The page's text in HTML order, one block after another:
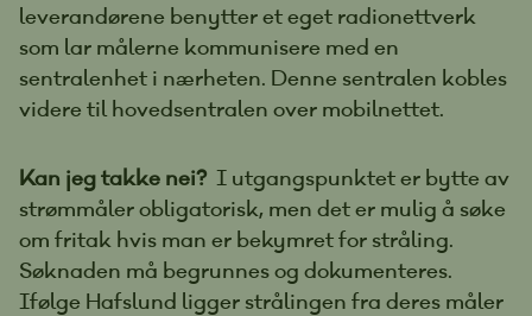
leverandørene benytter et eget radionettverk
som lar målerne kommunisere med en
sentralenhet i nærheten. Denne sentralen kobles
videre til hovedsentralen over mobilnettet.
Kan jeg takke nei? I utgangspunktet er bytte av
strømmåler obligatorisk, men det er mulig å søke
om fritak hvis man er bekymret for stråling.
Søknaden må begrunnes og dokumenteres.
Ifølge Hafslund ligger strålingen fra deres måler